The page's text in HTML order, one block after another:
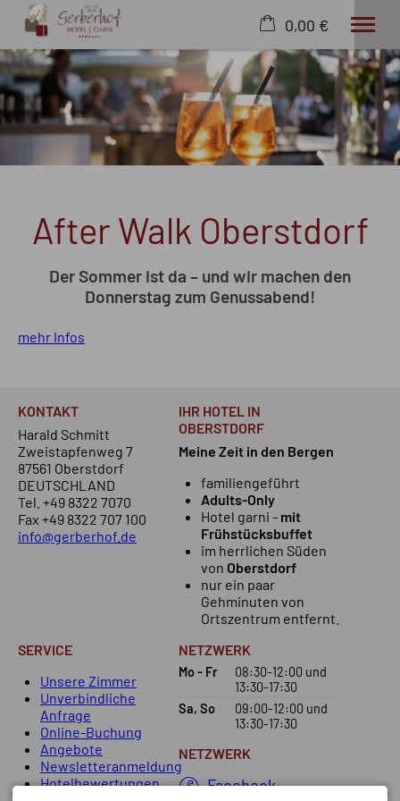
22. bis 29. August
2 Erwachsene
Wissenswertes
Angebote
Wellness
0,00 €
Warenkorb ist leer
After Walk Oberstdorf
Der Sommer ist da – und wir machen den
Donnerstag zum Genussabend!
mehr Infos
KONTAKT
Harald Schmitt
Zweistapfenweg 7
87561 Oberstdorf
DEUTSCHLAND
Tel. +49 8322 7070
Fax +49 8322 707 100
info@gerberhof.de
IHR HOTEL IN
OBERSTDORF
Meine Zeit in den Bergen
familiengeführt
Adults-Only
Hotel garni - mit
Frühstücksbuffet
im herrlichen Süden
von Oberstdorf
nur ein paar
Gehminuten von
Ortszentrum entfernt.
SERVICE
Unsere Zimmer
Unverbindliche
Anfrage
Online-Buchung
Angebote
Newsletteranmeldung
Hotelbewertungen
NETZWERK
Mo - Fr 08:30-12:00 und
13:30-17:30
Sa, So
09:00-12:00 und
13:30-17:30
NETZWERK
Facebook